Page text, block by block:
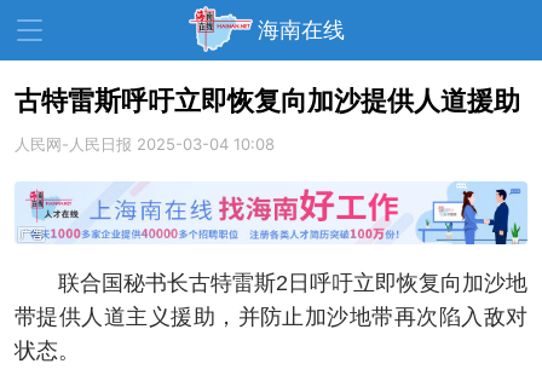
海南在线
资讯中心 热点 旅游
文体 财经
教育 健康 房产
家装 交通 美食
生活
古特雷斯呼吁立即恢复向加沙提供人道援助
人民网-人民日报 2025-03-04 10:08
联合国秘书长古特雷斯2日呼吁立即恢复向加沙地
带提供人道主义援助，并防止加沙地带再次陷入敌对
状态。